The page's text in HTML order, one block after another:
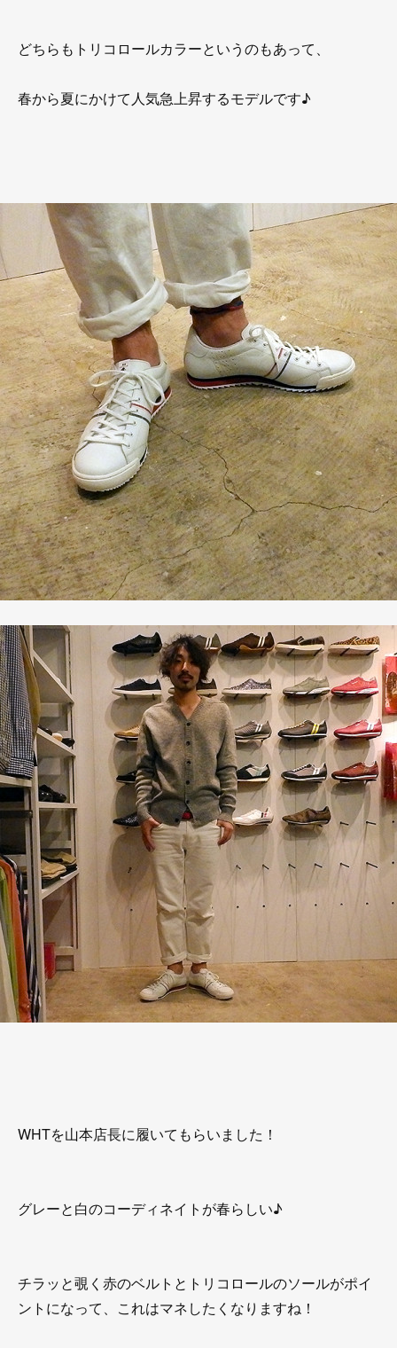
どちらもトリコロールカラーというのもあって、
春から夏にかけて人気急上昇するモデルです♪
WHTを山本店長に履いてもらいました！
グレーと白のコーディネイトが春らしい♪
チラッと覗く赤のベルトとトリコロールのソールがポイ
ントになって、これはマネしたくなりますね！